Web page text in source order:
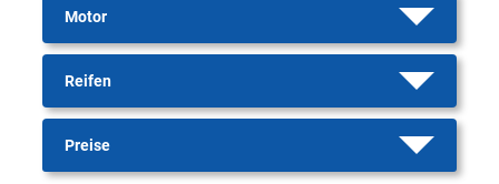
Motor
Reifen
Preise